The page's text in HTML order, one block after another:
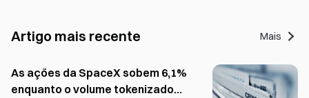
Artigo mais recente Mais
As ações da SpaceX sobem 6,1%
enquanto o volume tokenizado